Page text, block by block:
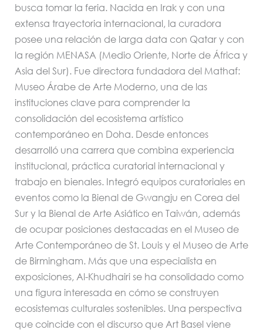
busca tomar la feria. Nacida en Irak y con una
extensa trayectoria internacional, la curadora
posee una relación de larga data con Qatar y con
la región MENASA (Medio Oriente, Norte de África y
Asia del Sur). Fue directora fundadora del Mathaf:
Museo Árabe de Arte Moderno, una de las
instituciones clave para comprender la
consolidación del ecosistema artístico
contemporáneo en Doha. Desde entonces
desarrolló una carrera que combina experiencia
institucional, práctica curatorial internacional y
trabajo en bienales. Integró equipos curatoriales en
eventos como la Bienal de Gwangju en Corea del
Sur y la Bienal de Arte Asiático en Taiwán, además
de ocupar posiciones destacadas en el Museo de
Arte Contemporáneo de St. Louis y el Museo de Arte
de Birmingham. Más que una especialista en
exposiciones, Al-Khudhairi se ha consolidado como
una figura interesada en cómo se construyen
ecosistemas culturales sostenibles. Una perspectiva
que coincide con el discurso que Art Basel viene